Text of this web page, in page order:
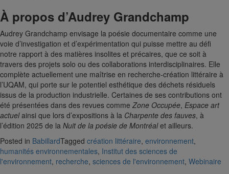
À propos d’Audrey Grandchamp
Audrey Grandchamp envisage la poésie documentaire comme une
voie d’investigation et d’expérimentation qui puisse mettre au défi
notre rapport à des matières insolites et précaires, que ce soit à
travers des projets solo ou des collaborations interdisciplinaires. Elle
complète actuellement une maîtrise en recherche-création littéraire à
l’UQAM, qui porte sur le potentiel esthétique des déchets résiduels
issus de la production industrielle. Certaines de ses contributions ont
été présentées dans des revues comme Zone Occupée, Espace art
actuelainsi que lors d’expositions à la Charpente des fauves, à
l’édition 2025 de la Nuit de la poésie de Montréalet ailleurs.
Posted in BabillardTagged création littéraire, environnement,
humanités environnementales, Institut des sciences de
l'environnement, recherche, sciences de l'environnement, Webinaire